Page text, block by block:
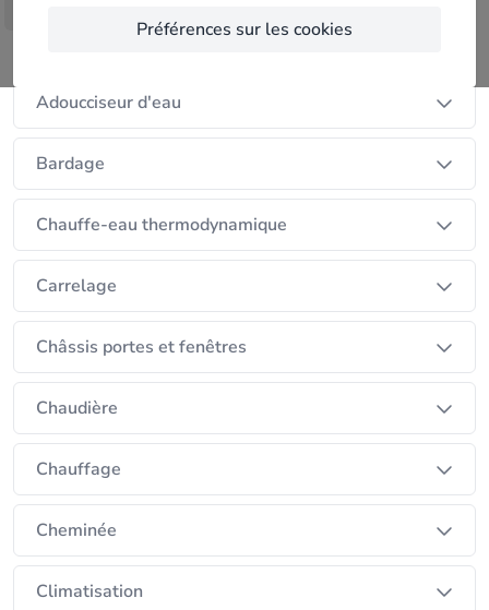
Préférences sur les cookies
travaux de renovation intérieure tel que :
chauffage ou de renovation extérieure comme :
terrasse, facade, fondation et bien plus encore....
Adoucciseur d'eau
Bardage
Chauffe-eau thermodynamique
Carrelage
Châssis portes et fenêtres
Chaudière
Chauffage
Cheminée
Climatisation